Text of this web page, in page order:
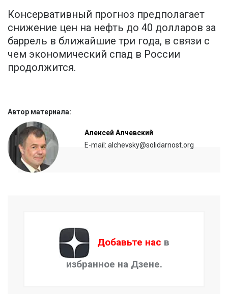
Консервативный прогноз предполагает
снижение цен на нефть до 40 долларов за
баррель в ближайшие три года, в связи с
чем экономический спад в России
продолжится.
Автор материала:
Алексей Алчевский
E-mail: alchevsky@solidarnost.org
Добавьте нас в
избранное на Дзене.